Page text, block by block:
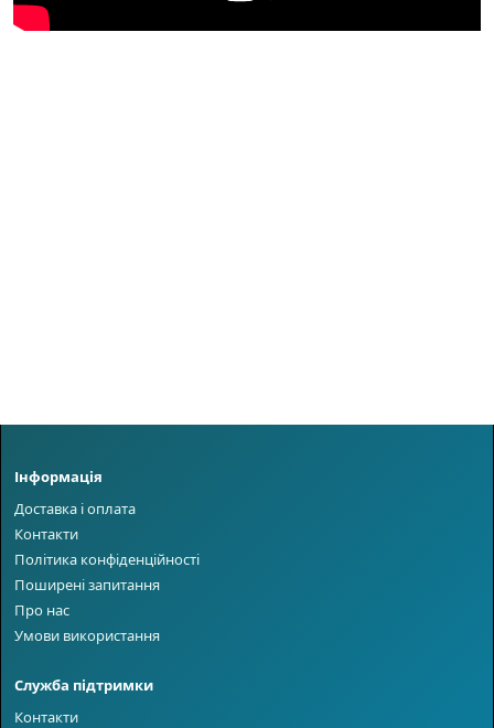
Інформація
Доставка і оплата
Контакти
Політика конфіденційності
Поширені запитання
Про нас
Умови використання
Служба підтримки
Контакти